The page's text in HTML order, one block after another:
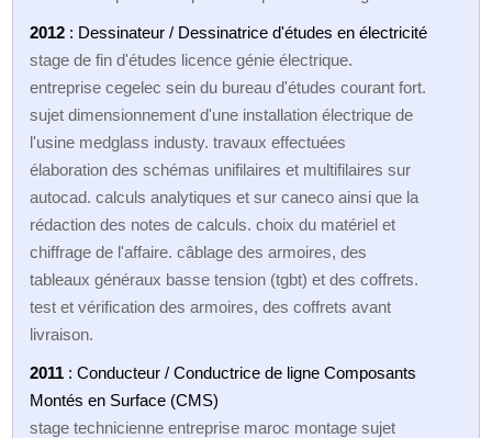
2012 : Dessinateur / Dessinatrice d'études en électricité
stage de fin d'études licence génie électrique.
entreprise cegelec sein du bureau d'études courant fort.
sujet dimensionnement d'une installation électrique de
l'usine medglass industy. travaux effectuées
élaboration des schémas unifilaires et multifilaires sur
autocad. calculs analytiques et sur caneco ainsi que la
rédaction des notes de calculs. choix du matériel et
chiffrage de l'affaire. câblage des armoires, des
tableaux généraux basse tension (tgbt) et des coffrets.
test et vérification des armoires, des coffrets avant
livraison.
2011 : Conducteur / Conductrice de ligne Composants
Montés en Surface (CMS)
stage technicienne entreprise maroc montage sujet